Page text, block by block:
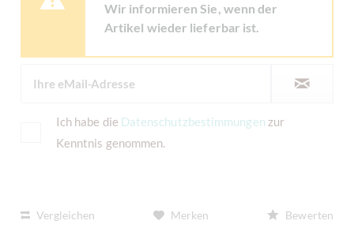
Wir informieren Sie, wenn der
Artikel wieder lieferbar ist.
Ich habe die Datenschutzbestimmungen zur
Kenntnis genommen.
Vergleichen Merken Bewerten